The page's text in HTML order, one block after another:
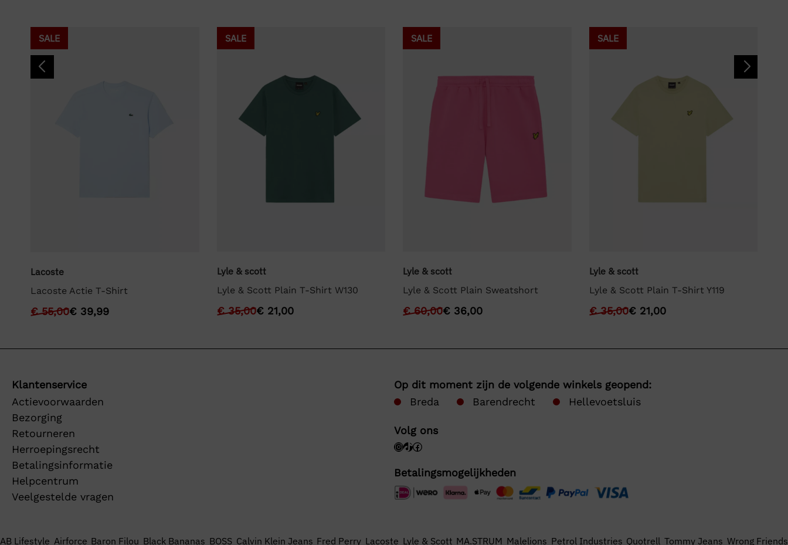
SALE
Lacoste
Lacoste Actie T-Shirt
€55,00€ 39,99
SALE
Lyle & scott
Lyle & Scott Plain T-Shirt W130
€35,00€21,00
SALE
Lyle & scott
Lyle & Scott Plain Sweatshort
€60,00€ 36,00
SALE
Lyle & scott
Lyle & Scott Plain T-Shirt Y119
€35,00€21,00
Klantenservice
Actievoorwaarden
Bezorging
Retourneren
Herroepingsrecht
Betalingsinformatie
Helpcentrum
Veelgestelde vragen
Op dit moment zijn de volgende winkels geopend:
Breda
Barendrecht Hellevoetsluis
Volg ons
Betalingsmogelijkheden
AB Lifestyle Airforce Baron Filou Black Bananas BOSS Calvin Klein Jeans Fred Perry Lacoste Lyle & Scott MA.STRUM Malelions Petrol Industries Quotrell Tommy Jeans Wrong Friends